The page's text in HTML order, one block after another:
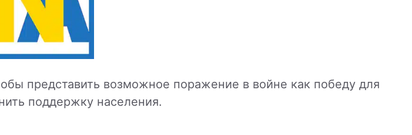
представить возможное поражение в войне как победу для
поддержку населения.